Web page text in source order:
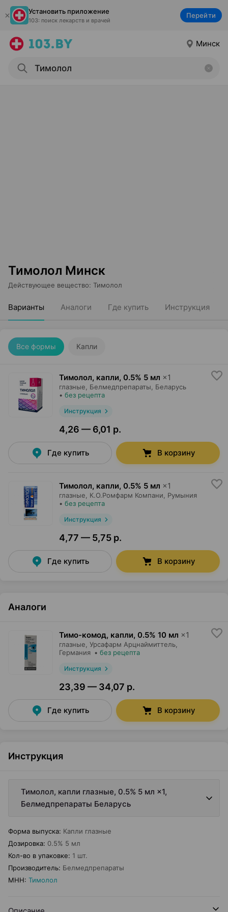
Установить приложение
103: поиск лекарств и врачей
Перейти
Минск
Тимолол Минск
Действующее вещество: Тимолол
Варианты Аналоги Где купить Инструкция
Все формы Капли
Тимолол, капли, 0.5% 5 мл ×1
глазные, Белмедпрепараты , Беларусь
• без рецепта
Инструкция
4,26 — 6,01 р.
Где купить В корзину
Тимолол, капли, 0.5% 5 мл ×1
глазные, К.О.Ромфарм Компани , Румыния
• без рецепта
Инструкция
4,77 — 5,75 р.
Где купить В корзину
Аналоги
Тимо-комод, капли, 0.5% 10 мл ×1
глазные, Урсафарм Арцнаймиттель
Германия • без рецепта
Инструкция
23,39 — 34,07 р.
Где купить В корзину
Инструкция
Тимолол, капли глазные, 0.5% 5 мл ×1,
Белмедпрепараты Беларусь
Форма выпуска: Капли глазные
Дозировка: 0.5% 5 мл
Кол-во в упаковке: 1 шт.
Производитель: Белмедпрепараты
МНН: Тимолол